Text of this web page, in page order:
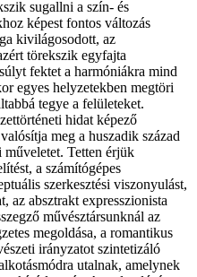
sugallni a szín- és
képest fontos változás
kivilágosodott, az
törekszik egyfajta
fektet a harmóniákra mind
egyes helyzetekben megtöri
tegye a felületeket.
hidat képező
meg a huszadik század
műveletet. Tetten érjük
a számítógépes
szerkesztési viszonyulást,
az absztrakt expresszionista
művésztársunknál az
megoldása, a romantikus
irányzatot szintetizáló
utalnak, amelynek